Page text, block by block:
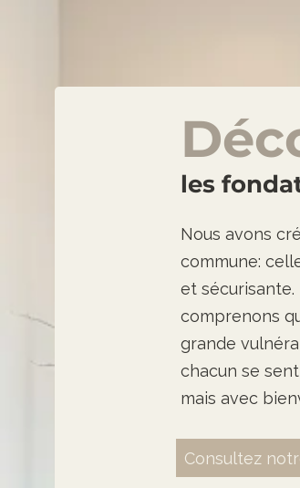
les
Nous avons
commune:
et sécurisante.
comprenons
grande
chacun se
mais avec
Consultez